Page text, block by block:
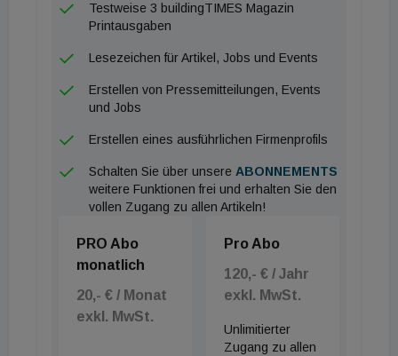
Testweise 3 buildingTIMES Magazin
Printausgaben
Lesezeichen für Artikel, Jobs und Events
Erstellen von Pressemitteilungen, Events
und Jobs
Erstellen eines ausführlichen Firmenprofils
Schalten Sie über unsere ABONNEMENTS
weitere Funktionen frei und erhalten Sie den
vollen Zugang zu allen Artikeln!
PRO Abo
monatlich
20,- € / Monat
exkl. MwSt.
Pro Abo
120,- € / Jahr
exkl. MwSt.
Unlimitierter
Zugang zu allen